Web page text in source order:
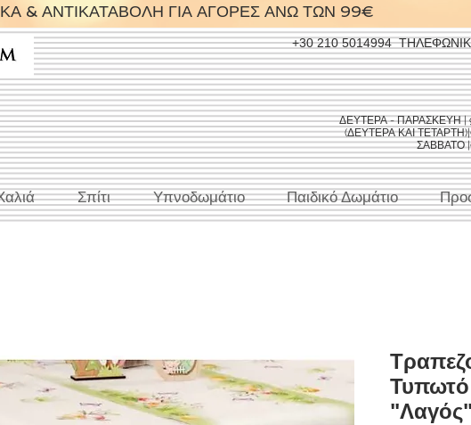
& ΑΝΤΙΚΑΤΑΒΟΛΗ ΓΙΑ ΑΓΟΡΕΣ ΑΝΩ ΤΩΝ 99€
+30 210 5014994
ΔΕΥΤΕΡΑ - ΠΑΡΑΣΚΕΥΗ |
(ΔΕΥΤΕΡΑ ΚΑΙ
ΣΑΒΒΑΤΟ
Σπίτι Υπνοδωμάτιο Παιδικό Δωμάτιο
"Λαγός"